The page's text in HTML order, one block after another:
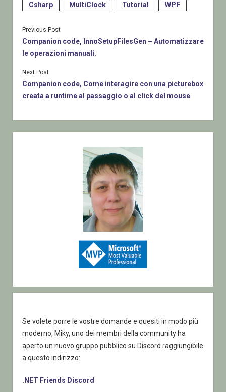
Csharp MultiClock Tutorial WPF
Previous Post
Companion code, InnoSetupFilesGen – Automatizzare
le operazioni manuali.
Next Post
Companion code, Come interagire con una picturebox
creata a runtime al passaggio o al click del mouse
Se volete porre le vostre domande e quesiti in modo più
moderno, Miky, uno dei membri della community ha
aperto un nuovo gruppo pubblico su Discord raggiungibile
a questo indirizzo:
.NET Friends Discord